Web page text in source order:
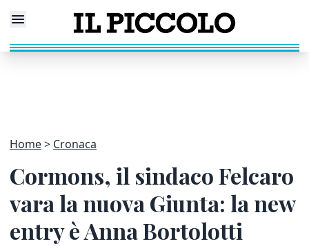
Home Cronaca
Cormons, il sindaco Felcaro
vara la nuova Giunta: la new
entry è Anna Bortolotti